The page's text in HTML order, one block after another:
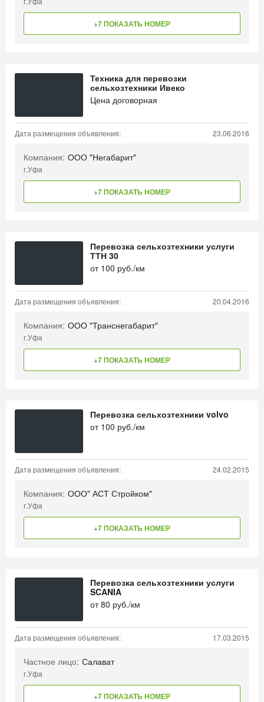
+7 ПОКАЗАТЬ НОМЕР
Техника для перевозки
сельхозтехники Ивеко
Цена договорная
Дата размещения объявления: 23.06.2016
Компания: ООО "Негабарит"
г.Уфа
+7 ПОКАЗАТЬ НОМЕР
Перевозка сельхозтехники услуги
ТТН 30
от 100 руб./км
Дата размещения объявления: 20.04.2016
Компания: ООО "Транснегабарит"
г.Уфа
+7 ПОКАЗАТЬ НОМЕР
Перевозка сельхозтехники volvo
от 100 руб./км
Дата размещения объявления: 24.02.2015
Компания: ООО" АСТ Стройком"
г.Уфа
+7 ПОКАЗАТЬ НОМЕР
Перевозка сельхозтехники услуги
SCANIA
от80 руб./км
Дата размещения объявления: 17.03.2015
Частное лицо: Салават
г.Уфа
+7 ПОКАЗАТЬ НОМЕР